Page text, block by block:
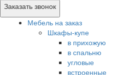
Заказать звонок
Мебель на заказ
Шкафы-купе
в прихожую
в спальню
угловые
встроенные